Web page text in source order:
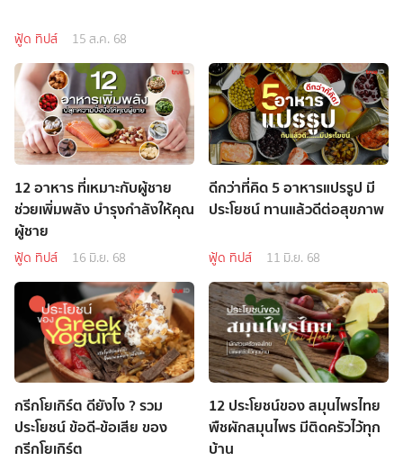
ฟู้ด ทิปส์ 15 ส.ค. 68
12 อาหาร ที่เหมาะกับผู้ชาย
ช่วยเพิ่มพลัง บำรุงกำลังให้คุณ
ผู้ชาย
ฟู้ด ทิปส์ 16 มิ.ย. 68
ดีกว่าที่คิด 5 อาหารแปรรูป มี
ประโยชน์ ทานแล้วดีต่อสุขภาพ
ฟู้ด ทิปส์ 11 มิ.ย. 68
กรีกโยเกิร์ต ดียังไง ? รวม
ประโยชน์ ข้อดี-ข้อเสีย ของ
กรีกโยเกิร์ต
12 ประโยชน์ของ สมุนไพรไทย
พืชผักสมุนไพร มีติดครัวไว้ทุก
บ้าน